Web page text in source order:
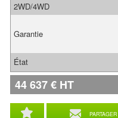
PARTAGER
2WD/4WD
Garantie
État
44 637€ HT